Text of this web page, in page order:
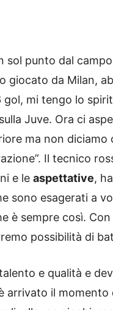
punto dal
giocato da Milan,
mi tengo lo
Juve. Ora ci
ma non diciamo
Il tecnico
e le aspettative,
sono esagerati a
è sempre così. Con
possibilità di
e qualità e
arrivato il momento